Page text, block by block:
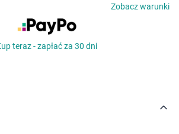
Zobacz warunki
teraz - zapłać za 30 dni